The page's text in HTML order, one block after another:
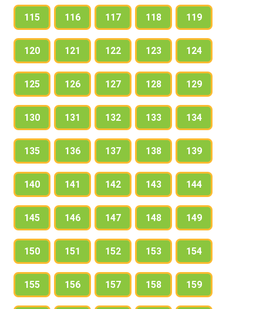
115 116 117 118 119
120 121 122 123 124
125 126 127 128 129
130 131 132 133 134
135 136 137 138 139
140 141 142 143 144
145 146 147 148 149
150 151 152 153 154
155 156 157 158 159